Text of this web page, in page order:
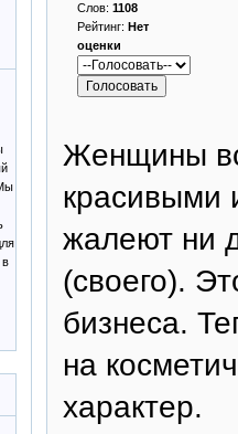
в
Слов: 1108
Рейтинг: Нет
оценки
Женщины
красивыми
жалеют ни
(своего).
бизнеса.
на
характер.